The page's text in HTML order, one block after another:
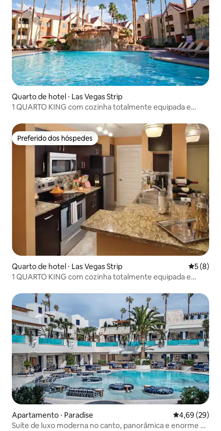
Quarto de hotel ⋅ Las Vegas Strip
1 QUARTO KING com cozinha totalmente equipada e
Preferido dos hóspedes
Preferido dos hóspedes
Quarto de hotel ⋅ Las Vegas Strip 5 de
5 (8)
1 QUARTO KING com cozinha totalmente equipada e
Apartamento ⋅ Paradise 4,69 de uma
4,69 (29)
Suíte de luxo moderna no canto, panorâmica e enorme no